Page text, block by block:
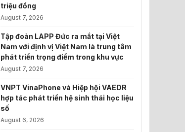
triệu đồng
August 7, 2026
Tập đoàn LAPP Đức ra mắt tại Việt
Nam với định vị Việt Nam là trung tâm
phát triển trọng điểm trong khu vực
August 7, 2026
VNPT VinaPhone và Hiệp hội VAEDR
hợp tác phát triển hệ sinh thái học liệu
số
August 6, 2026